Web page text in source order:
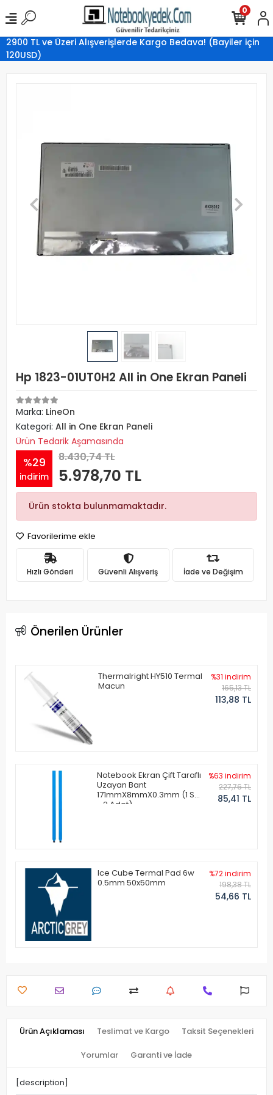
2900 TL ve Üzeri Alışverişlerde Kargo Bedava! (Bayiler için
120USD)
0
Hp 1823-01UT0H2 All in One Ekran Paneli
Marka: LineOn
Kategori: All in One Ekran Paneli
Ürün Tedarik Aşamasında
%29
indirim
8.430,74 TL
5.978,70 TL
Ürün stokta bulunmamaktadır.
Favorilerime ekle
Hızlı Gönderi Güvenli Alışveriş İade ve Değişim
Önerilen Ürünler
Thermalright HY510 Termal
Macun
%31 indirim
165,13 TL
113,88 TL
Notebook Ekran Çift Taraflı
Uzayan Bant
171mmX8mmX0.3mm (1 Set
- 2 Adet)
%63 indirim
227,76 TL
85,41 TL
Ice Cube Termal Pad 6w
0.5mm 50x50mm
%72 indirim
198,38 TL
54,66 TL
Ürün Açıklaması Teslimat ve Kargo Taksit Seçenekleri
Yorumlar Garanti ve İade
[description]